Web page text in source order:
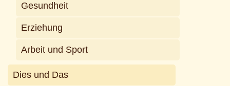
Gesundheit
Erziehung
Arbeit und Sport
Dies und Das